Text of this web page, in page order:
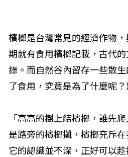
檳榔是台灣常見的經濟作物
期就有食用檳榔記載，古代
錄。而自然谷內留存一些散
了食用，究竟是為了什麼呢
「高高的樹上結檳榔，誰先
是路旁的檳榔攤，檳榔充斥
它的認識並不深，正好可以